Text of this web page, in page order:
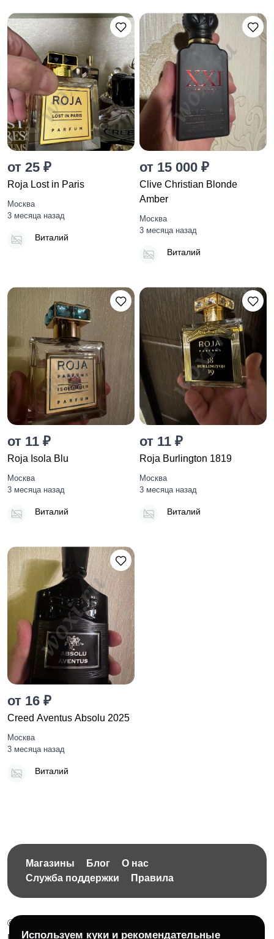
от 25 ₽
Roja Lost in Paris
Москва
3 месяца назад
Виталий
от 15 000 ₽
Clive Christian Blonde
Amber
Москва
3 месяца назад
Виталий
от 11 ₽
Roja Isola Blu
Москва
3 месяца назад
Виталий
от 11 ₽
Roja Burlington 1819
Москва
3 месяца назад
Виталий
от 16 ₽
Creed Aventus Absolu 2025
Москва
3 месяца назад
Виталий
Магазины Блог
О нас
Служба поддержки
Правила
© 2026 Бесплатная доска объявлений без ограничений
Используем куки и рекомендательные